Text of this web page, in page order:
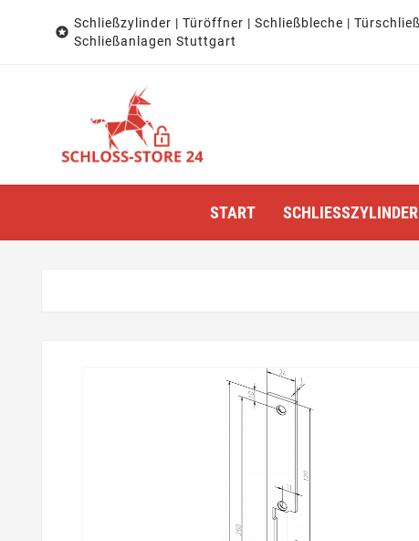

Schließzylinder | Türöffner | Schließbleche |
Schließanlagen Stuttgart
START SCHLIESSZYLINDER